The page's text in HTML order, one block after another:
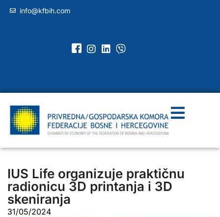
info@kfbih.com
IUS Life organizuje praktičnu
radionicu 3D printanja i 3D
skeniranja
31/05/2024